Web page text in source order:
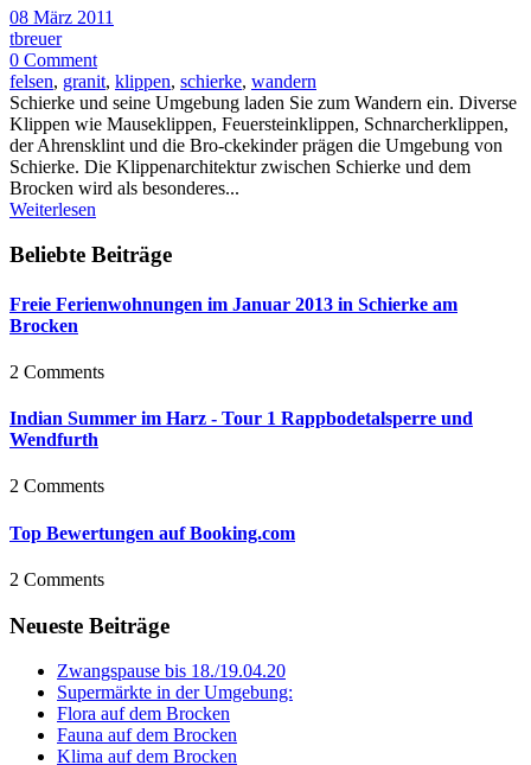
08 März 2011
tbreuer
0 Comment
felsen, granit, klippen, schierke, wandern
Schierke und seine Umgebung laden Sie zum Wandern ein. Diverse
Klippen wie Mauseklippen, Feuersteinklippen, Schnarcherklippen,
der Ahrensklint und die Bro-ckekinder prägen die Umgebung von
Schierke. Die Klippenarchitektur zwischen Schierke und dem
Brocken wird als besonderes...
Weiterlesen
Beliebte Beiträge
Freie Ferienwohnungen im Januar 2013 in Schierke am
Brocken
2 Comments
Indian Summer im Harz - Tour 1 Rappbodetalsperre und
Wendfurth
2 Comments
Top Bewertungen auf Booking.com
2 Comments
Neueste Beiträge
Zwangspause bis 18./19.04.20
Supermärkte in der Umgebung:
Flora auf dem Brocken
Fauna auf dem Brocken
Klima auf dem Brocken